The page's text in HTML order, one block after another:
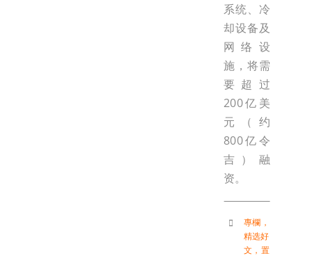
系统、冷
却设备及
网络设
施，将需
要超过
200亿美
元（约
800亿令
吉）融
资。
專欄 ，
精选好
文 ， 置